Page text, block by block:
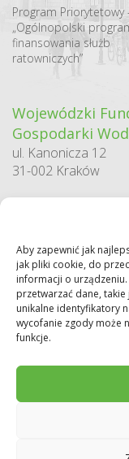
Aby zapewnić jak
jak pliki cookie, do
informacji o
przetwarzać dane,
unikalne identyfikatory
wycofanie zgody może
funkcje.
Program Priorytetowy
„Ogólnopolski
finansowania służb
ratowniczych”
Wojewódzki
Gospodarki
ul. Kanonicza 12
31-002 Kraków
Sekretariat /
tel.: 12 422 94 90
e-mail:
Copyright © 2026